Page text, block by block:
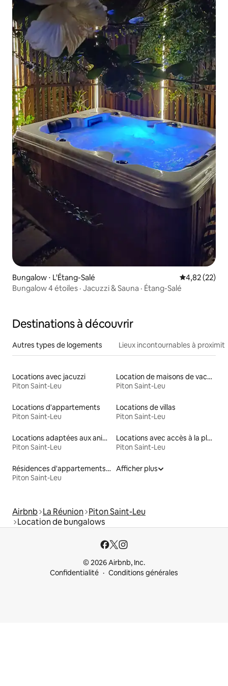
Bungalow ⋅ L'Étang-Salé Évaluation
4,82 (22)
Bungalow 4 étoiles · Jacuzzi & Sauna · Étang-Salé
Destinations à découvrir
Autres types de logements Lieux incontournables à
Locations avec jacuzzi
Piton Saint-Leu
Location de maisons de vacances
Piton Saint-Leu
Locations d'appartements
Piton Saint-Leu
Locations de villas
Piton Saint-Leu
Locations adaptées aux animaux
Piton Saint-Leu
Locations avec accès à la plage
Piton Saint-Leu
Résidences d'appartements en location
Piton Saint-Leu
Afficher plus
Airbnb La Réunion Piton Saint-Leu
Location de bungalows
© 2026 Airbnb, Inc.
Confidentialité
Conditions générales